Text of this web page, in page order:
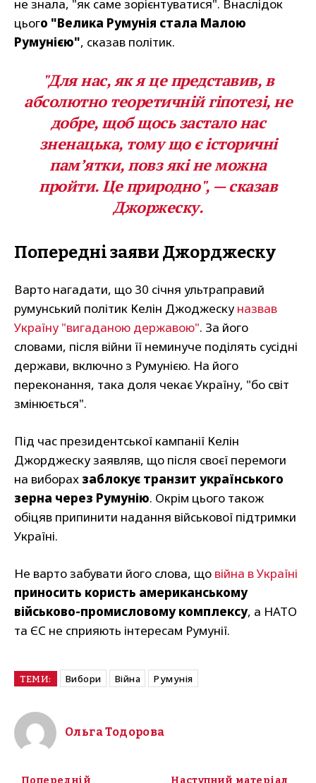
не знала, "як саме зорієнтуватися". Внаслідок
цього "Велика Румунія стала Малою
Румунією", сказав політик.
"Для нас, як я це представив, в
абсолютно теоретичній гіпотезі, не
добре, щоб щось застало нас
зненацька, тому що є історичні
пам’ятки, повз які не можна
пройти. Це природно", — сказав
Джоржеску.
Попередні заяви Джорджеску
Варто нагадати, що 30 січня ультраправий
румунський політик Келін Джоджеску назвав
Україну "вигаданою державою". За його
словами, після війни її неминуче поділять сусідні
держави, включно з Румунією. На його
переконання, така доля чекає Україну, "бо світ
змінюється".
Під час президентської кампанії Келін
Джорджеску заявляв, що після своєї перемоги
на виборах заблокує транзит українського
зерна через Румунію. Окрім цього також
обіцяв припинити надання військової підтримки
Україні.
Не варто забувати його слова, що війна в Україні
приносить користь американському
військово-промисловому комплексу, а НАТО
та ЄС не сприяють інтересам Румунії.
ТЕМИ: Вибори Війна Румунія
Ольга Тодорова